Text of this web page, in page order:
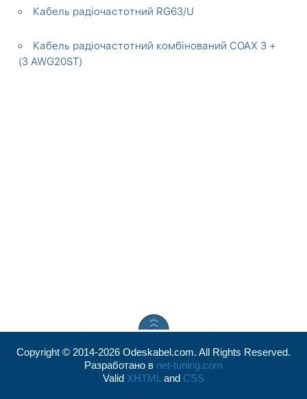
Кабель радіочастотний RG63/U
Кабель радіочастотний комбінований COAX 3 +
(3 AWG20ST)
Copyright © 2014-2026 Odeskabel.com. All Rights Reserved.
Разработано в net-tuning.com
Valid XHTML and CSS